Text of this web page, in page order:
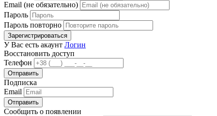
Email (не обязательно)
Пароль
Пароль повторно
Зарегистрироваться
У Вас есть акаунт Логин
Восстановить доступ
Телефон
Отправить
Подписка
Email
Отправить
Сообщить о появлении